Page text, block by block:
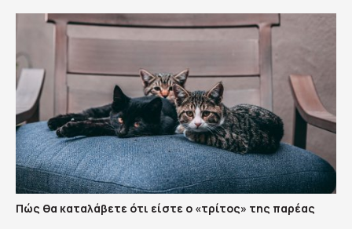
Πώς θα καταλάβετε ότι είστε ο «τρίτος» της παρέας